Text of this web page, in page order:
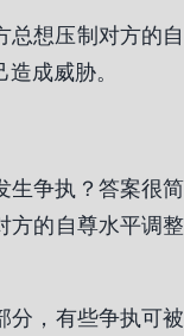
总想压制对方的自
成威胁。
生争执？答案很简
方的自尊水平调整
分，有些争执可被